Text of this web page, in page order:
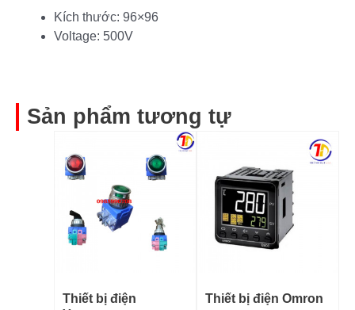
Kích thước: 96×96
Voltage: 500V
Sản phẩm tương tự
Thiết bị điện
Thiết bị điện Omron